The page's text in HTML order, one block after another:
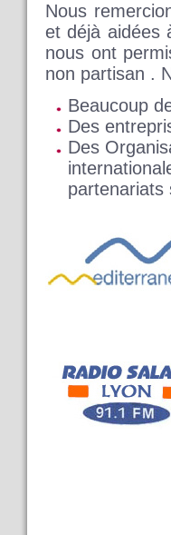
Nous
et déjà aidées
nous ont
non partisan .
Beaucoup
Des
Des
partenariats